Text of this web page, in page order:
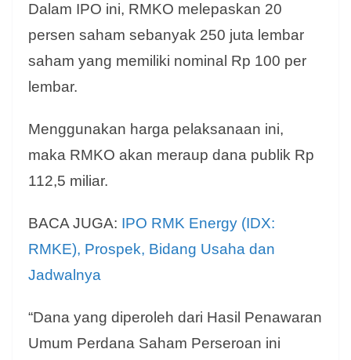
Dalam IPO ini, RMKO melepaskan 20
persen saham sebanyak 250 juta lembar
saham yang memiliki nominal Rp 100 per
lembar.
Menggunakan harga pelaksanaan ini,
maka RMKO akan meraup dana publik Rp
112,5 miliar.
BACA JUGA: IPO RMK Energy (IDX:
RMKE), Prospek, Bidang Usaha dan
Jadwalnya
“Dana yang diperoleh dari Hasil Penawaran
Umum Perdana Saham Perseroan ini